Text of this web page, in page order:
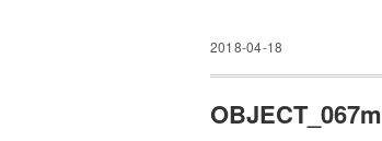
2018-04-18
OBJECT_067m